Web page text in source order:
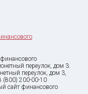
переулок, дом 3.
переулок, дом 3,
(800) 200-00-10
сайт финансового